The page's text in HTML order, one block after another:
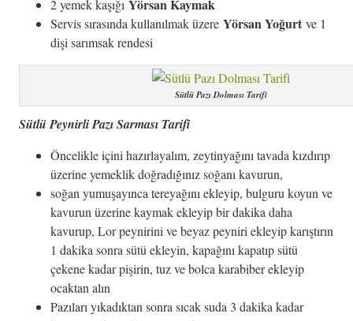
2 yemek kaşığı Yörsan Kaymak
Servis sırasında kullanılmak üzere Yörsan Yoğurt ve 1
dişi sarımsak rendesi
Sütlü Pazı Dolması Tarifi
Sütlü Peynirli Pazı Sarması Tarifi
Öncelikle içini hazırlayalım, zeytinyağını tavada kızdırıp
üzerine yemeklik doğradığınız soğanı kavurun,
soğan yumuşayınca tereyağını ekleyip, bulguru koyun ve
kavurun üzerine kaymak ekleyip bir dakika daha
kavurup, Lor peynirini ve beyaz peyniri ekleyip karıştırın
1 dakika sonra sütü ekleyin, kapağını kapatıp sütü
çekene kadar pişirin, tuz ve bolca karabiber ekleyip
ocaktan alın
Pazıları yıkadıktan sonra sıcak suda 3 dakika kadar